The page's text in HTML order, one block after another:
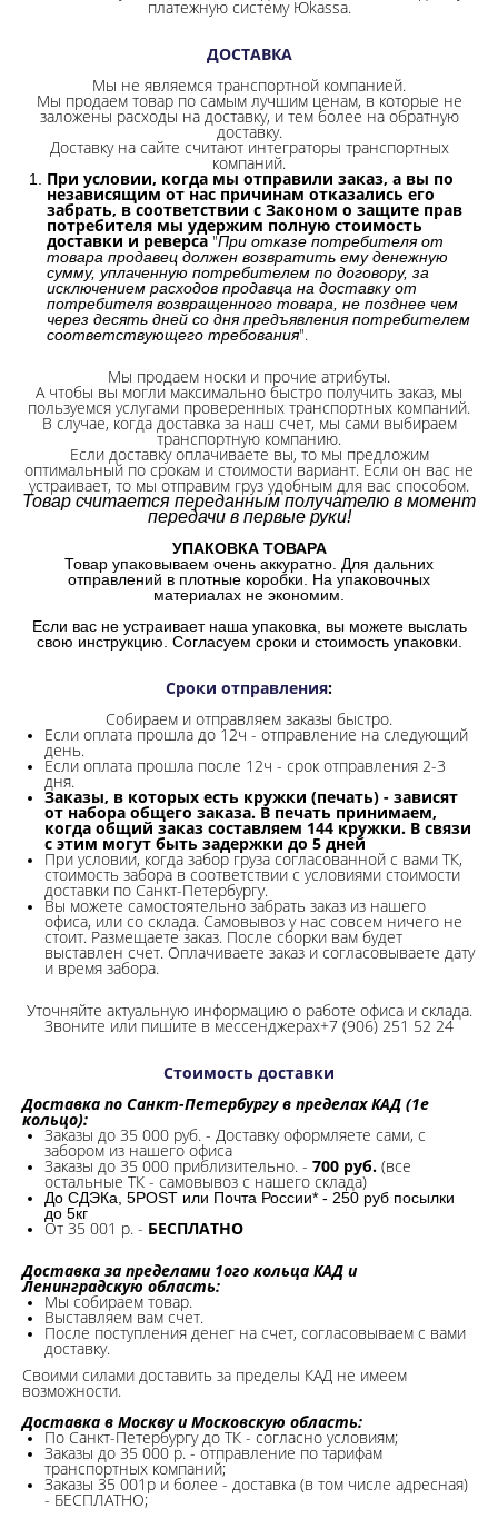
платежную систему Юkassa.
ДОСТАВКА
Мы не являемся транспортной компанией.
Мы продаем товар по самым лучшим ценам, в которые не
заложены расходы на доставку, и тем более на обратную
доставку.
Доставку на сайте считают интеграторы транспортных
компаний.
При условии, когда мы отправили заказ, а вы по
независящим от нас причинам отказались его
забрать, в соответствии с Законом о защите прав
потребителя мы удержим полную стоимость
доставки и реверса "При отказе потребителя от
товара продавец должен возвратить ему денежную
сумму, уплаченную потребителем по договору, за
исключением расходов продавца на доставку от
потребителя возвращенного товара, не позднее чем
через десять дней со дня предъявления потребителем
соответствующего требования".
Мы продаем носки и прочие атрибуты.
А чтобы вы могли максимально быстро получить заказ, мы
пользуемся услугами проверенных транспортных компаний.
В случае, когда доставка за наш счет, мы сами выбираем
транспортную компанию.
Если доставку оплачиваете вы, то мы предложим
оптимальный по срокам и стоимости вариант. Если он вас не
устраивает, то мы отправим груз удобным для вас способом.
Товар считается переданным получателю в момент
передачи в первые руки!
УПАКОВКА ТОВАРА
Товар упаковываем очень аккуратно. Для дальних
отправлений в плотные коробки. На упаковочных
материалах не экономим.
Если вас не устраивает наша упаковка, вы можете выслать
свою инструкцию. Согласуем сроки и стоимость упаковки.
Сроки отправления:
Собираем и отправляем заказы быстро.
Если оплата прошла до 12ч - отправление на следующий
день.
Если оплата прошла после 12ч - срок отправления 2-3
дня.
Заказы, в которых есть кружки (печать) - зависят
от набора общего заказа. В печать принимаем,
когда общий заказ составляем 144 кружки. В связи
с этим могут быть задержки до 5 дней
При условии, когда забор груза согласованной с вами ТК,
стоимость забора в соответствии с условиями стоимости
доставки по Санкт-Петербургу.
Вы можете самостоятельно забрать заказ из нашего
офиса, или со склада. Самовывоз у нас совсем ничего не
стоит. Размещаете заказ. После сборки вам будет
выставлен счет. Оплачиваете заказ и согласовываете дату
и время забора.
Уточняйте актуальную информацию о работе офиса и склада.
Звоните или пишите в мессенджерах+7 (906) 251 52 24
Стоимость доставки
Доставка по Санкт-Петербургу в пределах КАД (1е
кольцо):
Заказы до 35 000 руб. - Доставку оформляете сами, с
забором из нашего офиса
Заказы до 35 000 приблизительно. - 700 руб. (все
остальные ТК - самовывоз с нашего склада)
До СДЭКа, 5POST или Почта России* - 250 руб посылки
до 5кг
От 35 001 р. - БЕСПЛАТНО
Доставка за пределами 1ого кольца КАД и
Ленинградскую область:
Мы собираем товар.
Выставляем вам счет.
После поступления денег на счет, согласовываем с вами
доставку.
Своими силами доставить за пределы КАД не имеем
возможности.​
Доставка в Москву и Московскую область:
По Санкт-Петербургу до ТК - согласно условиям;
Заказы до 35 000 р. - отправление по тарифам
транспортных компаний;
Заказы 35 001р и более - доставка (в том числе адресная)
- БЕСПЛАТНО;